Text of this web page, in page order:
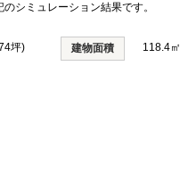
シミュレーション結果です。
坪) 建物面積 118.4㎡